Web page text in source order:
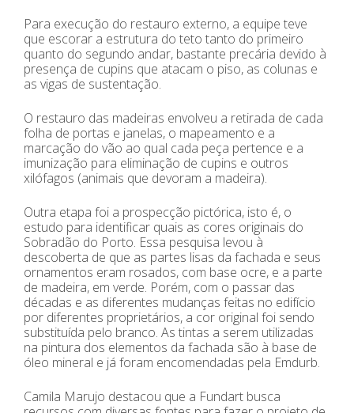
Para execução do restauro externo, a equipe teve
que escorar a estrutura do teto tanto do primeiro
quanto do segundo andar, bastante precária devido à
presença de cupins que atacam o piso, as colunas e
as vigas de sustentação.
O restauro das madeiras envolveu a retirada de cada
folha de portas e janelas, o mapeamento e a
marcação do vão ao qual cada peça pertence e a
imunização para eliminação de cupins e outros
xilófagos (animais que devoram a madeira).
Outra etapa foi a prospecção pictórica, isto é, o
estudo para identificar quais as cores originais do
Sobradão do Porto. Essa pesquisa levou à
descoberta de que as partes lisas da fachada e seus
ornamentos eram rosados, com base ocre, e a parte
de madeira, em verde. Porém, com o passar das
décadas e as diferentes mudanças feitas no edifício
por diferentes proprietários, a cor original foi sendo
substituída pelo branco. As tintas a serem utilizadas
na pintura dos elementos da fachada são à base de
óleo mineral e já foram encomendadas pela Emdurb.
Camila Marujo destacou que a Fundart busca